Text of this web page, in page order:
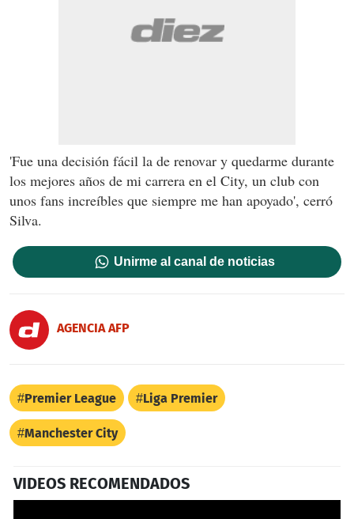
'Fue una decisión fácil la de renovar y quedarme durante
los mejores años de mi carrera en el City, un club con
unos fans increíbles que siempre me han apoyado', cerró
Silva.
Unirme al canal de noticias
AGENCIA AFP
Premier League Liga Premier
Manchester City
VIDEOS RECOMENDADOS